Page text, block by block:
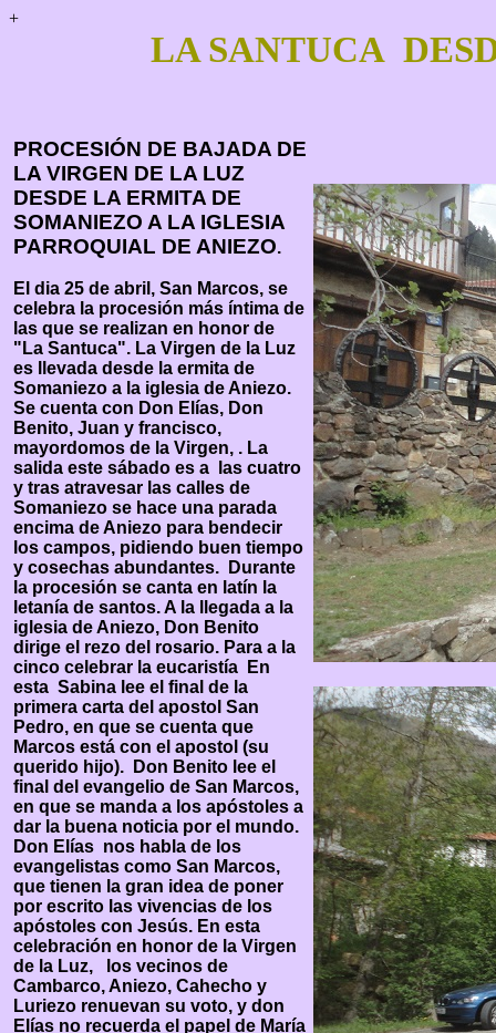
+
LA SANTUCA
PROCESIÓN DE BAJADA DE
LA VIRGEN DE LA LUZ
DESDE LA ERMITA DE
SOMANIEZO A LA IGLESIA
PARROQUIAL DE ANIEZO.
El dia 25 de abril, San Marcos, se
celebra la procesión más íntima de
las que se realizan en honor de
"La Santuca". La Virgen de la Luz
es llevada desde la ermita de
Somaniezo a la iglesia de Aniezo.
Se cuenta con Don Elías, Don
Benito, Juan y francisco,
mayordomos de la Virgen, . La
salida este sábado es a las cuatro
y tras atravesar las calles de
Somaniezo se hace una parada
encima de Aniezo para bendecir
los campos, pidiendo buen tiempo
y cosechas abundantes. Durante
la procesión se canta en latín la
letanía de santos. A la llegada a la
iglesia de Aniezo, Don Benito
dirige el rezo del rosario. Para a la
cinco celebrar la eucaristía En
esta Sabina lee el final de la
primera carta del apostol San
Pedro, en que se cuenta que
Marcos está con el apostol (su
querido hijo). Don Benito lee el
final del evangelio de San Marcos,
en que se manda a los apóstoles a
dar la buena noticia por el mundo.
Don Elías nos habla de los
evangelistas como San Marcos,
que tienen la gran idea de poner
por escrito las vivencias de los
apóstoles con Jesús. En esta
celebración en honor de la Virgen
de la Luz, los vecinos de
Cambarco, Aniezo, Cahecho y
Luriezo renuevan su voto, y don
Elías no recuerda el papel de María